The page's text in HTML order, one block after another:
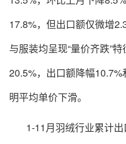
17.8%，但出口额仅微增
与服装均呈现“量价齐跌”特
20.5%，出口额降幅10.7%
明平均单价下滑。
1-11月羽绒行业累计